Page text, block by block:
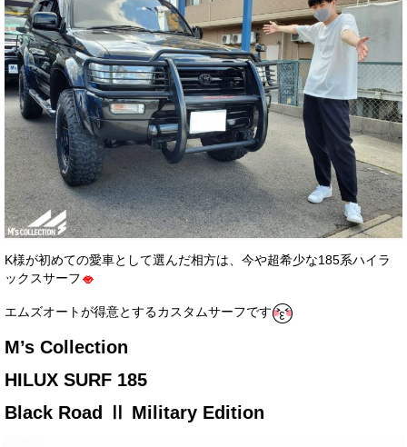
会社概要
トップメッセージ
スタッフ紹介
ブログ
イベント
ニュース
スタッフブログ
お客様の声
K様が初めての愛車として選んだ相方は、今や超希少な185系ハイラ
ックスサーフ
エムズオートが得意とするカスタムサーフです
M’s Collection
HILUX SURF 185
Black Road Ⅱ Military Edition